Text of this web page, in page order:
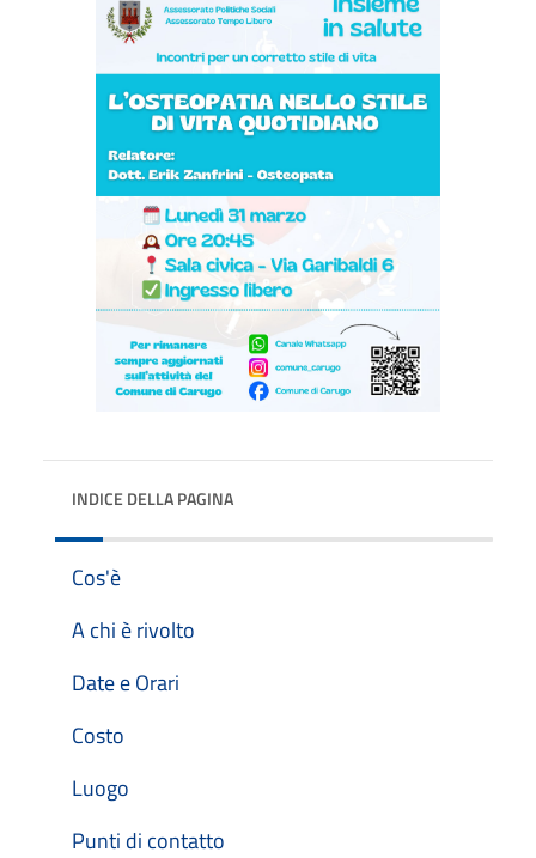
INDICE DELLA PAGINA
Cos'è
A chi è rivolto
Date e Orari
Costo
Luogo
Punti di contatto